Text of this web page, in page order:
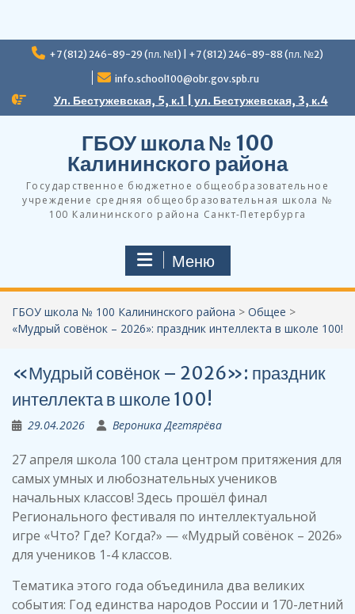
Перейти
+7 (812) 246-89-29 (пл. №1) | +7 (812) 246-89-88 (пл. №2)
info.school100@obr.gov.spb.ru
Ул. Бестужевская, 5, к.1 | ул. Бестужевская, 3, к.4
ГБОУ школа № 100
Калининского района
Государственное бюджетное общеобразовательное
учреждение средняя общеобразовательная школа №
100 Калининского района Санкт-Петербурга
Меню
ГБОУ школа № 100 Калининского района > Общее >
«Мудрый совёнок – 2026»: праздник интеллекта в школе 100!
«Мудрый совёнок – 2026»: праздник
интеллекта в школе 100!
29.04.2026 Вероника Дегтярёва
27 апреля школа 100 стала центром притяжения для
самых умных и любознательных учеников
начальных классов! Здесь прошёл финал
Регионального фестиваля по интеллектуальной
игре «Что? Где? Когда?» — «Мудрый совёнок – 2026»
для учеников 1-4 классов.
Тематика этого года объединила два великих
события: Год единства народов России и 170-летний